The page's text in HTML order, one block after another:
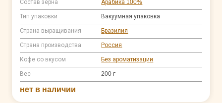
Состав зерна Арабика 100%
Тип упаковки Вакуумная упаковка
Страна выращивания Бразилия
Страна производства Россия
Кофе со вкусом Без ароматизации
Вес 200 г
нет в наличии